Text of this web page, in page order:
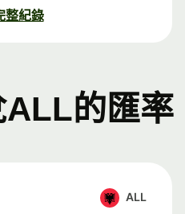
整紀錄
的匯率
ALL